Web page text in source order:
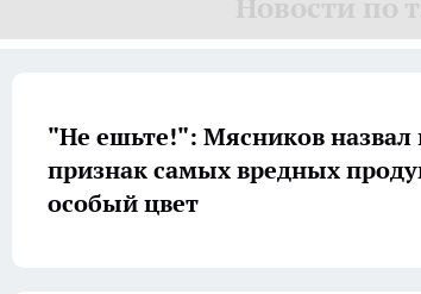
"Не ешьте!": Мясников назвал
признак самых вредных
особый цвет